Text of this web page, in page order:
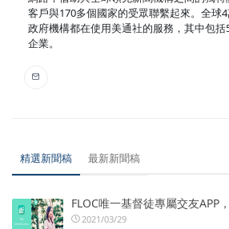
客戶與170多個國家的受眾聯繫起來。全球
政府機構都在使用美通社的服務，其中包括
企業。
精選新聞稿 最新新聞稿
FLOC唯一基督徒專屬交友APP
2021/03/29